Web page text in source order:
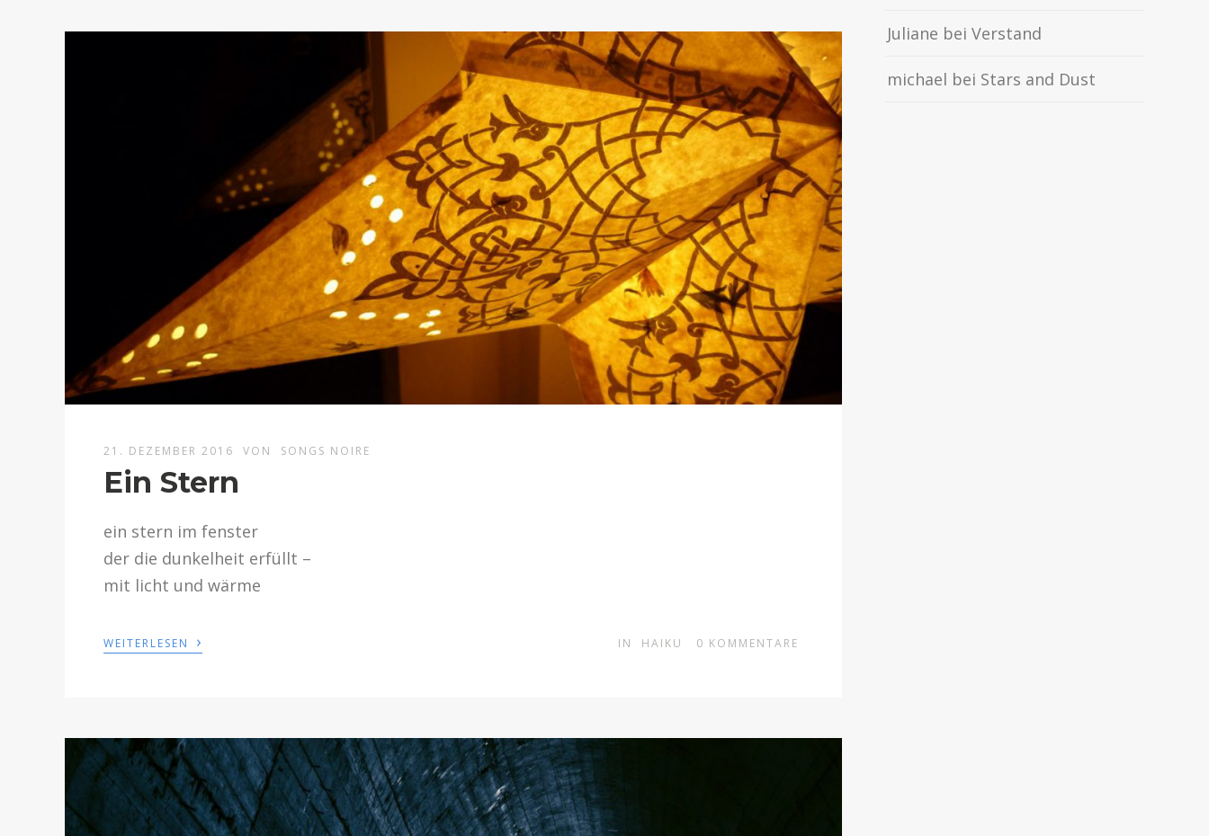
21. DEZEMBER 2016 VON SONGS NOIRE
Ein Stern
ein stern im fenster
der die dunkelheit erfüllt –
mit licht und wärme
WEITERLESEN › IN HAIKU 0 KOMMENTARE
Juliane bei Verstand
michael bei Stars and Dust